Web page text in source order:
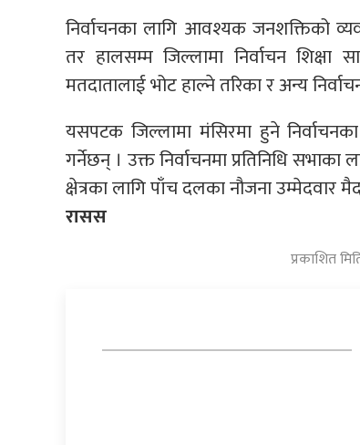
निर्वाचनका लागि आवश्यक जनशक्तिको
तर हालसम्म जिल्लामा निर्वाचन शिक्षा
मतदातालाई भोट हाल्ने तरिका र अन्य
यसपटक जिल्लामा मंसिरमा हुने
गर्नेछन् । उक्त निर्वाचनमा प्रतिनिधि
क्षेत्रका लागि पाँच दलका नौजना उम्मेदवार
रासस
प्रकाशित